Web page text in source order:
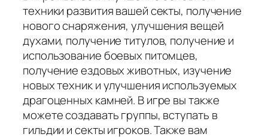
техники развития вашей секты, получение
нового снаряжения, улучшения вещей
духами, получение титулов, получение и
использование боевых питомцев,
получение ездовых животных, изучение
новых техник и улучшения используемых
драгоценных камней. В игре вы также
можете создавать группы, вступать в
гильдии и секты игроков. Также вам